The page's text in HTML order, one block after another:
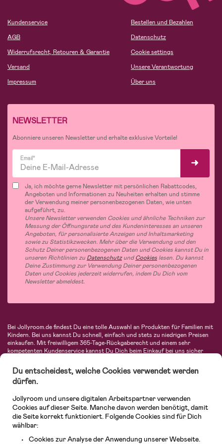
Kundenservice
AGB
Widerrufsrecht, Retouren & Garantie
Versand
Impressum
Bestellen und Bezahlen
Datenschutz
Cookie settings
Unsere Verantwortung
Über uns
NEWSLETTER
Abonniere unseren Newsletter und erhalte exklusive Vorteile!
Email*
Ja, ich möchte gerne Newsletter mit persönlichen Rabattcodes,
Angeboten und Informationen zu Neuheiten erhalten und stimme
der Verwendung meiner personenbezogenen Daten, wie unten
aufgeführt, zu.
Unsere Newsletter verwenden Cookies und ähnliche Techniken zur
Messung der Öffnungsrate und des Kundeninteresses an unseren
Angeboten, für personalisierte Anzeigen und Inhaltsmarketing
sowie zu Statistikzwecken. Mehr über die Verwendung und den
Schutz Deiner personenbezogenen Daten und Cookies kannst Du in
unseren Richtlinien zu DatenschutzundCookies lesen. Du kannst
Deine Zustimmung zur Verwendung Deiner personenbezogenen
Daten und Cookies jederzeit widerrufen, indem Du Dich vom
Newsletter abmeldest.
Bei Jollyroom.de findest Du eine tolle Auswahl an Produkten für Familien mit
Kindern. Bei uns kannst Du schnell, einfach und stets zu niedrigen Preisen
einkaufen. Mit freiwilligem 365-Tage-Rückgaberecht und einem sehr
kompetenten Kundenservice kannst Du Dich beim Einkauf bei uns sicher
Autositze, Kinder- und Babymode, Produkte für Mütter und eine Menge
fantastischer Einrichtungsgegenstände, Spielsachen, Babyprodukte und
vieles mehr. Wir haben Produkte von bekannten Herstellern wie Britax, Maxi-
Avent, Jack Wolfskin, Cybex, LEGO und vielen mehr. Schau Dich um in
unserer vielfältigen Online-Boutique für Kinder & Babys. Willkommen!
Du entscheidest, welche Cookies verwendet werden
dürfen.
Jollyroom und unsere digitalen Arbeitspartner verwenden
Cookies auf dieser Seite. Manche davon werden benötigt, damit
die Seite korrekt funktioniert. Folgende Cookies sind für Dich
wählbar:
Cookies zur Analyse der Anwendung unserer Webseite.